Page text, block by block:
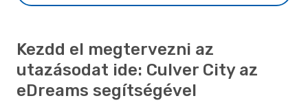
Kezdd el megtervezni az
utazásodat ide: Culver City az
eDreams segítségével